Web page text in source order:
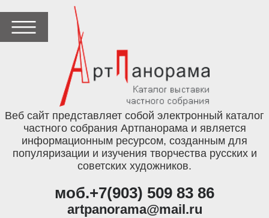
Веб сайт представляет собой электронный каталог
частного собрания Артпанорама и является
информационным ресурсом, созданным для
популяризации и изучения творчества русских и
советских художников.
моб.+7(903) 509 83 86
artpanorama@mail.ru